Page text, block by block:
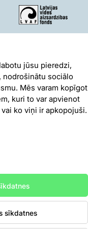
jūsu pieredzi,
nodrošinātu sociālo
Mēs varam kopīgot
kuri to var apvienot
ko viņi ir apkopojuši.
sīkdatnes